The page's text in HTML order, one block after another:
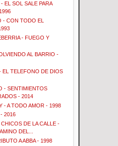
EL SOL SALE PARA
- CON TODO EL
- FUEGO Y
AL BARRIO -
EL TELEFONO DE DIOS
- SENTIMIENTOS
- 2014
- A TODO AMOR - 1998
2016
DE LA CALLE -
DEL...
A ABBA - 1998